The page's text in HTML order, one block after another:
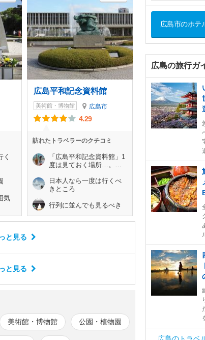
く
気
広島平和記念資料館
美術館・博物館 広島市
4.29
訪れたトラベラーのクチコミ
「広島平和記念資料館」1
度は見ておく場所…。そ
日本人なら一度は行くべ
きところ
行列に並んでも見るべき
と見る
と見る
美術館・博物館 公園・植物園
広島市のホテ
広島の旅行ガ